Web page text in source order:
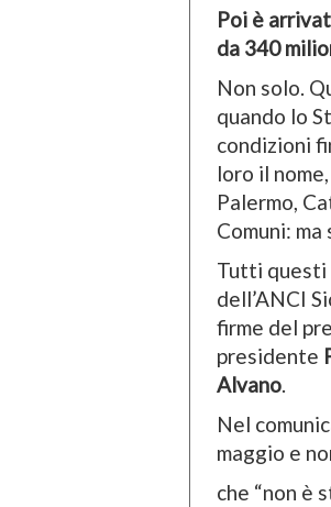
Poi è
da 340
Non solo.
quando lo
condizioni
loro il
Palermo,
Comuni:
Tutti questi
dell’ANCI
firme del
presidente
Alvano.
Nel
maggio e
che “non è